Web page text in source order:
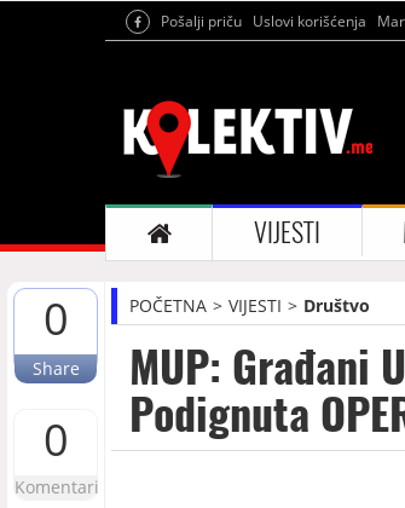
Pošalji priču Uslovi korišćenja
VIJESTI
0
Share
0
Komentari
POČETNA VIJESTI Društvo
MUP: Građani
Podignuta